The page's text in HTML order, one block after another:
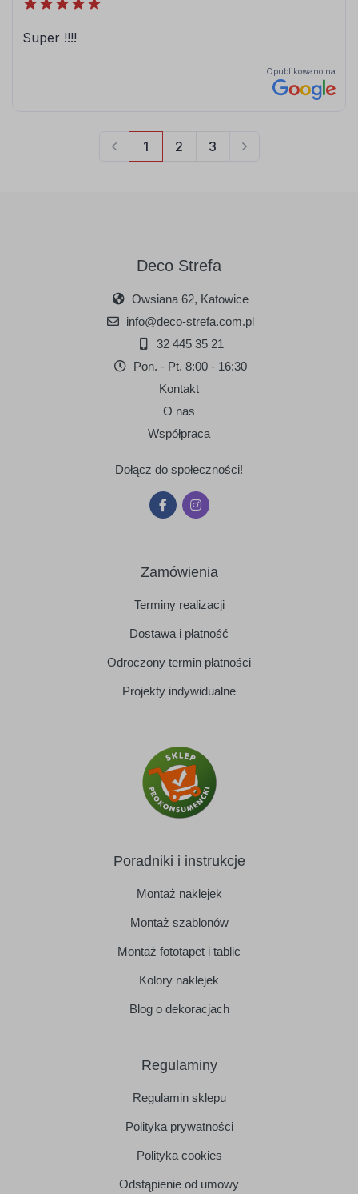
Deco Strefa
Owsiana 62, Katowice
info@deco-strefa.com.pl
32 445 35 21
Pon. - Pt. 8:00 - 16:30
Kontakt
O nas
Współpraca
Dołącz do społeczności!
Zamówienia
Terminy realizacji
Dostawa i płatność
Odroczony termin płatności
Projekty indywidualne
Poradniki i instrukcje
Montaż naklejek
Montaż szablonów
Montaż fototapet i tablic
Kolory naklejek
Blog o dekoracjach
Regulaminy
Regulamin sklepu
Polityka prywatności
Polityka cookies
Odstąpienie od umowy